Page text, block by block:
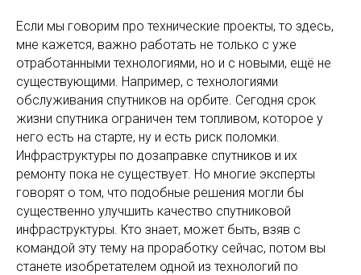
Если мы говорим про технические проекты, то здесь,
мне кажется, важно работать не только с уже
отработанными технологиями, но и с новыми, ещё не
существующими. Например, с технологиями
обслуживания спутников на орбите. Сегодня срок
жизни спутника ограничен тем топливом, которое у
него есть на старте, ну и есть риск поломки.
Инфраструктуры по дозаправке спутников и их
ремонту пока не существует. Но многие эксперты
говорят о том, что подобные решения могли бы
существенно улучшить качество спутниковой
инфраструктуры. Кто знает, может быть, взяв с
командой эту тему на проработку сейчас, потом вы
станете изобретателем одной из технологий по